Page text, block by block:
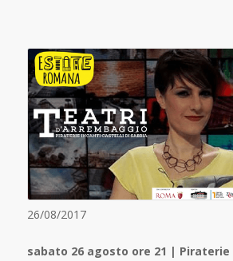
26/08/2017
sabato 26 agosto ore 21 | Piraterie